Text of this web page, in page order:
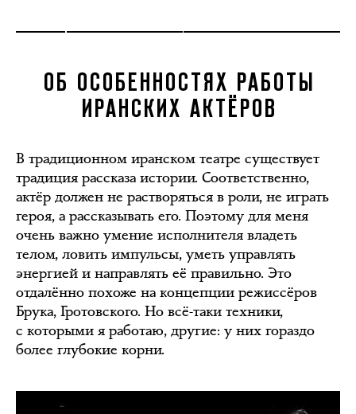
ОБ ОСОБЕННОСТЯХ РАБОТЫ
ИРАНСКИХ АКТЁРОВ
В традиционном иранском театре существует
традиция рассказа истории. Соответственно,
актёр должен не растворяться в роли, не играть
героя, а рассказывать его. Поэтому для меня
очень важно умение исполнителя владеть
телом, ловить импульсы, уметь управлять
энергией и направлять её правильно. Это
отдалённо похоже на концепции режиссёров
Брука, Гротовского. Но всё-таки техники,
с которыми я работаю, другие: у них гораздо
более глубокие корни.